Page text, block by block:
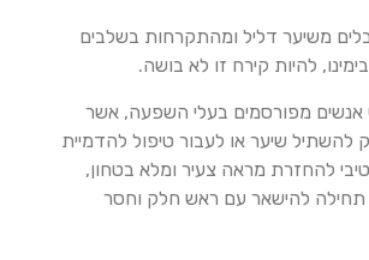
משיער דליל ומהתקרחות בשלבים
להיות קירח זו לא בושה.
אנשים מפורסמים בעלי השפעה, אשר
להשתיל שיער או לעבור טיפול להדמיית
להחזרת מראה צעיר ומלא בטחון,
תחילה להישאר עם ראש חלק וחסר